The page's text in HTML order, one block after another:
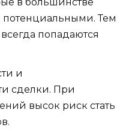
потенциальными. Тем
попадаются
и
сделки. При
высок риск стать